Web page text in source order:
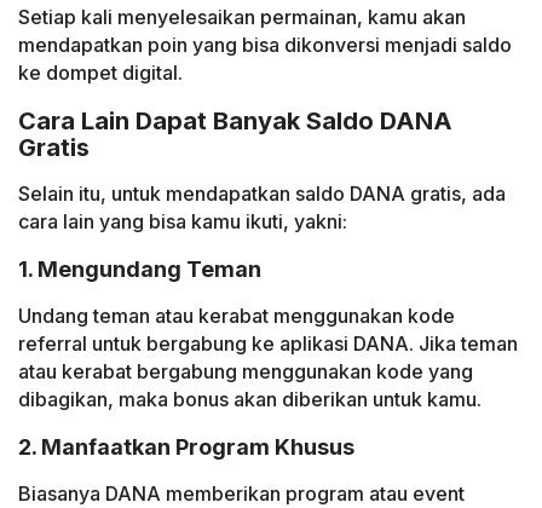
Setiap kali menyelesaikan permainan, kamu akan
mendapatkan poin yang bisa dikonversi menjadi saldo
ke dompet digital.
Cara Lain Dapat Banyak Saldo DANA
Gratis
Selain itu, untuk mendapatkan saldo DANA gratis, ada
cara lain yang bisa kamu ikuti, yakni:
1. Mengundang Teman
Undang teman atau kerabat menggunakan kode
referral untuk bergabung ke aplikasi DANA. Jika teman
atau kerabat bergabung menggunakan kode yang
dibagikan, maka bonus akan diberikan untuk kamu.
2. Manfaatkan Program Khusus
Biasanya DANA memberikan program atau event